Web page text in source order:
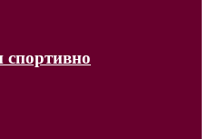
спортивно